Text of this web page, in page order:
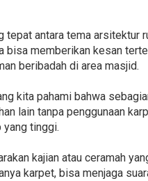
tepat antara tema arsitektur
bisa memberikan kesan
beribadah di area masjid.
kita pahami bahwa
lain tanpa penggunaan
tinggi.
kajian atau ceramah
karpet, bisa menjaga